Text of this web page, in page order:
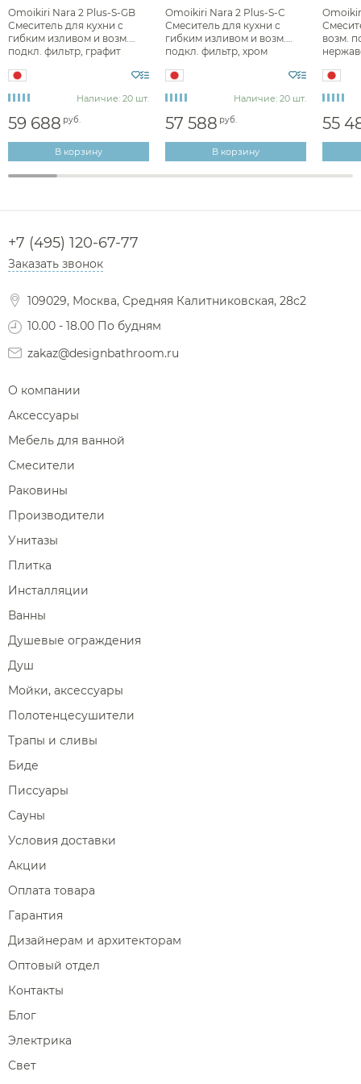
Omoikiri Nara 2 Plus-S-GB
Смеситель для кухни с
гибким изливом и возм.
подкл. фильтр, графит
Наличие: 20 шт.
59 688 руб.
В корзину
Omoikiri Nara 2 Plus-S-C
Смеситель для кухни с
гибким изливом и возм.
подкл. фильтр, хром
Наличие: 20 шт.
57 588 руб.
В корзину
возм.
55
+7 (495) 120-67-77
Заказать звонок
109029, Москва, Средняя Калитниковская, 28с2
10.00 - 18.00 По будням
zakaz@designbathroom.ru
О компании
Аксессуары
Мебель для ванной
Смесители
Раковины
Производители
Унитазы
Плитка
Инсталляции
Ванны
Душевые ограждения
Душ
Мойки, аксессуары
Полотенцесушители
Трапы и сливы
Биде
Писсуары
Сауны
Условия доставки
Акции
Оплата товара
Гарантия
Дизайнерам и архитекторам
Оптовый отдел
Контакты
Блог
Электрика
Свет